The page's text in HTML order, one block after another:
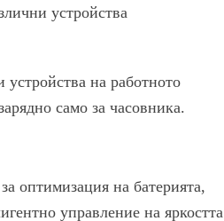
устройства
на работното
само за часовника.
оптимизация на батерията,
управление на яркостта